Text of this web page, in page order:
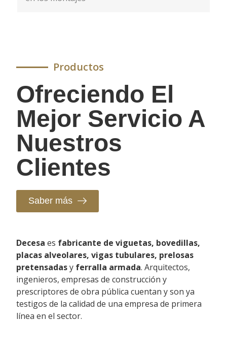
Productos
Ofreciendo El
Mejor Servicio A
Nuestros
Clientes
Saber más
Decesa es fabricante de viguetas, bovedillas,
placas alveolares, vigas tubulares, prelosas
pretensadasy ferralla armada. Arquitectos,
ingenieros, empresas de construcción y
prescriptores de obra pública cuentan y son ya
testigos de la calidad de una empresa de primera
línea en el sector.